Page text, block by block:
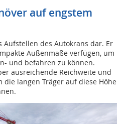
auf engstem
Aufstellen des Autokrans dar. Er
Außenmaße verfügen, um
und befahren zu können.
ausreichende Reichweite und
die langen Träger auf diese Höhe